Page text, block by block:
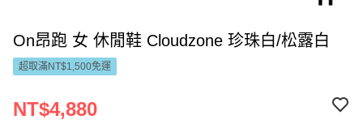
On昂跑 女 休閒鞋 Cloudzone 珍珠白/松露白
超取滿NT$1,500免運
NT$4,880